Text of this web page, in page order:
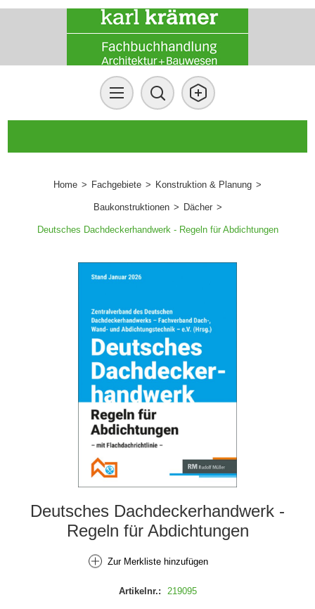
Home > Fachgebiete > Konstruktion & Planung >
Baukonstruktionen > Dächer >
Deutsches Dachdeckerhandwerk - Regeln für Abdichtungen
Deutsches Dachdeckerhandwerk -
Regeln für Abdichtungen
Zur Merkliste hinzufügen
Artikelnr.: 219095